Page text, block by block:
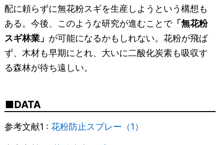
配に頼らずに無花粉スギを生産しようという構想も
ある。今後、このような研究が進むことで「無花粉
スギ林業」 が可能になるかもしれない。花粉が飛ば
ず、木材も早期にとれ、大いに二酸化炭素も吸収す
る森林が待ち遠しい。
DATA
参考文献1 : 花粉防止スプレー（1）